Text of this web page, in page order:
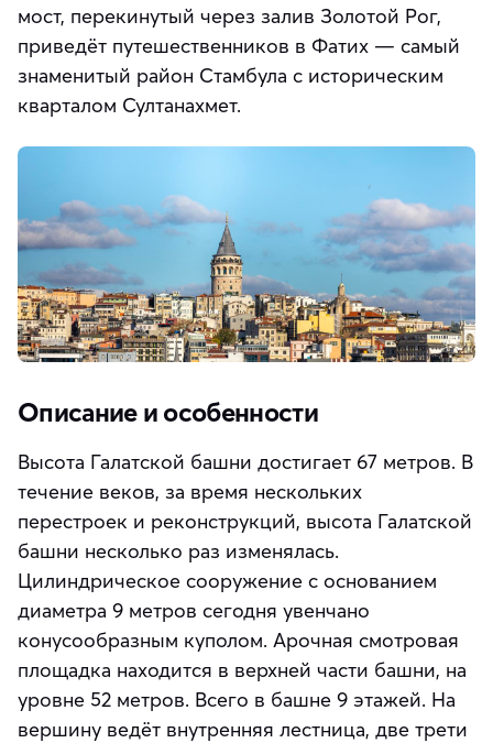
мост, перекинутый через залив Золотой Рог,
приведёт путешественников в Фатих — самый
знаменитый район Стамбула с историческим
кварталом Султанахмет.
Описание и особенности
Высота Галатской башни достигает 67 метров. В
течение веков, за время нескольких
перестроек и реконструкций, высота Галатской
башни несколько раз изменялась.
Цилиндрическое сооружение с основанием
диаметра 9 метров сегодня увенчано
конусообразным куполом. Арочная смотровая
площадка находится в верхней части башни, на
уровне 52 метров. Всего в башне 9 этажей. На
вершину ведёт внутренняя лестница, две трети